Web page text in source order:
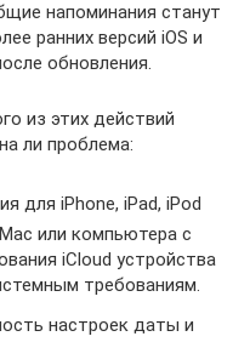
напоминания станут
ранних версий iOS и
обновления.
из этих действий
ли проблема:
для iPhone, iPad, iPod
или компьютера с
iCloud устройства
требованиям.
настроек даты и